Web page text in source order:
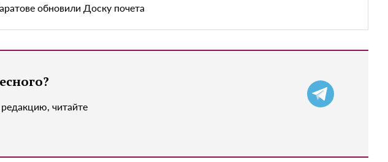
обновили Доску почета
читайте